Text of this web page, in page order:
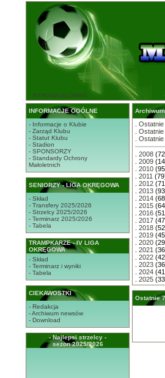
STRONA GŁÓWNA
INFORMACJE OGÓLNE
- Informacje o Klubie
- Zarząd Klubu
- Statut Klubu
- Stadion
- SPONSORZY
- Standardy Ochrony
Małoletnich
SENIORZY - LIGA OKRĘGOWA
- Skład
- Transfery 2025/2026
- Strzelcy 2025/2026
- Terminarz 2025/2026
- Tabela
TRAMPKARZE - IV LIGA
OKRĘGOWA
- Skład
- Terminarz i wyniki
- Tabela
CIEKAWOSTKI
- Redakcja
- Archiwum newsów
- Download
- Najlepsi strzelcy -
sezon 2025/2026
Ostatnie
Ostatnie
Ostatnie
2008
2009
2010
2011
2012
2013
2014
2015
2016
2017
2018
2019
2020
2021
2022
2023
2024
2025
Ostatnie